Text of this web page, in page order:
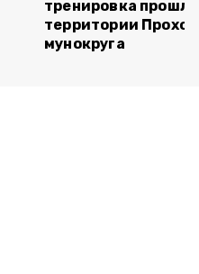
тренировка
территории
мунокруга